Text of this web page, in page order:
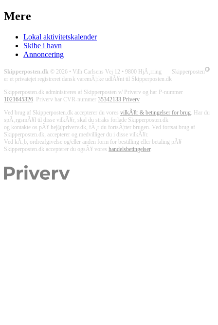
Mere
Lokal aktivitetskalender
Skibe i havn
Annoncering
Skipperposten.dk © 2026 • Vilh Carlsens Vej 12 • 9800 HjÃ¸rring Skipperposten
er et privatejet registreret dansk varemÃ¦rke udlÃ¥nt til Skipperposten.dk
Skipperposten.dk administreres af Skipperposten v/ Priverv og har P-nummer
1021645326 . Priverv har CVR-nummer 35342133 Priverv
Ved brug af Skipperposten.dk accepterer du vores vilkÃ¥r & betingelser for brug . Har du
spÃ¸rgsmÃ¥l til disse vilkÃ¥r, skal du straks forlade Skipperposten.dk
og kontakte os pÃ¥ hej@priverv.dk, fÃ¸r du fortsÃ¦tter brugen. Ved fortsat brug af
Skipperposten.dk, accepterer og medvilliger du i disse vilkÃ¥r.
Ved kÃ¸b, ordreafgivelse og/eller anden form for bestilling eller betaling pÃ¥
Skipperposten.dk accepterer du ogsÃ¥ vores handelsbetingelser.